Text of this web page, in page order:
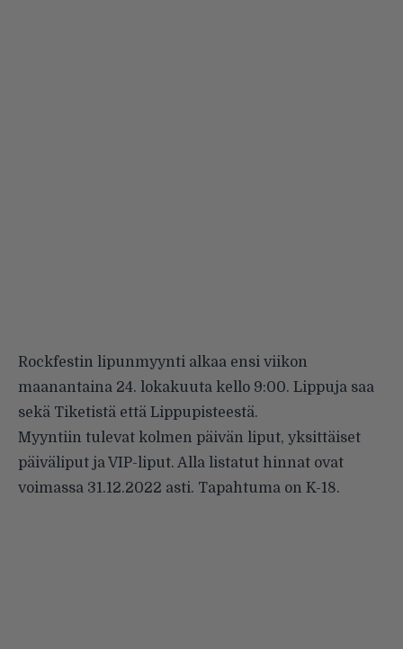
Rockfestin lipunmyynti alkaa ensi viikon
maanantaina 24. lokakuuta kello 9:00. Lippuja saa
sekä Tiketistä että Lippupisteestä.
Myyntiin tulevat kolmen päivän liput, yksittäiset
päiväliput ja VIP-liput. Alla listatut hinnat ovat
voimassa 31.12.2022 asti. Tapahtuma on K-18.